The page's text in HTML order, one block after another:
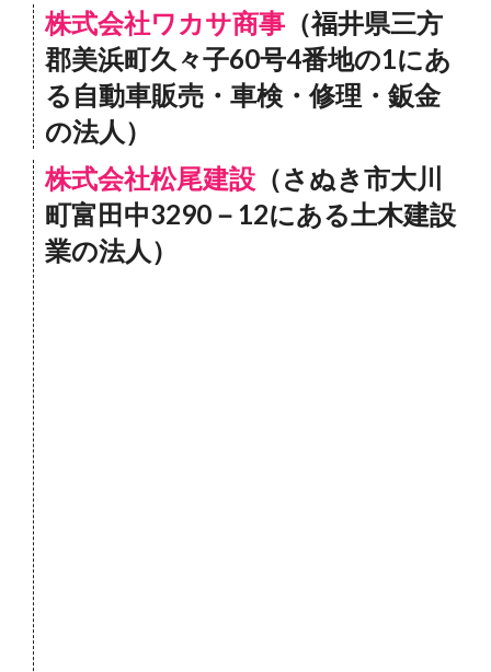
株式会社ワカサ商事 （福井県三方
郡美浜町久々子60号4番地の1にあ
る自動車販売・車検・修理・鈑金
の法人）
株式会社松尾建設 （さぬき市大川
町富田中3290－12にある土木建設
業の法人）